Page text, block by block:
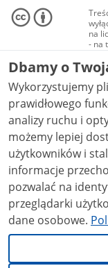
na
- na
NC-
Dbamy o
Wykorzystujemy
prawidłowego
analizy ruchu i
możemy lepiej
użytkowników i stale
informacje
pozwalać na
przeglądarki
dane osobowe.